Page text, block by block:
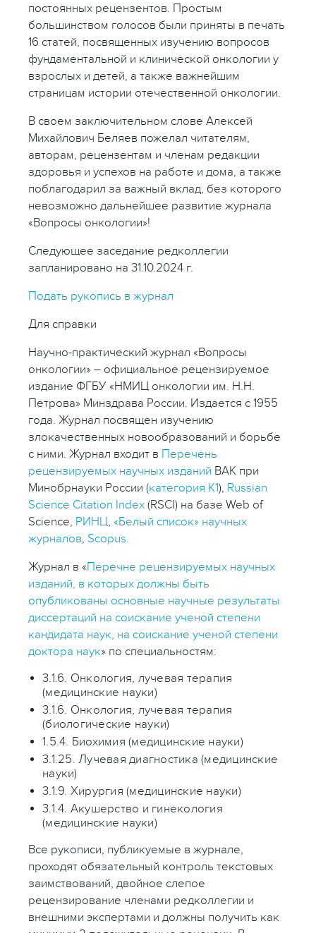
постоянных рецензентов. Простым
большинством голосов были приняты в печать
16 статей, посвященных изучению вопросов
фундаментальной и клинической онкологии у
взрослых и детей, а также важнейшим
страницам истории отечественной онкологии.
В своем заключительном слове Алексей
Михайлович Беляев пожелал читателям,
авторам, рецензентам и членам редакции
здоровья и успехов на работе и дома, а также
поблагодарил за важный вклад, без которого
невозможно дальнейшее развитие журнала
«Вопросы онкологии»!
Следующее заседание редколлегии
запланировано на 31.10.2024 г.
Подать рукопись в журнал
Для справки
Научно-практический журнал «Вопросы
онкологии» – официальное рецензируемое
издание ФГБУ «НМИЦ онкологии им. Н.Н.
Петрова» Минздрава России. Издается с 1955
года. Журнал посвящен изучению
злокачественных новообразований и борьбе
с ними. Журнал входит в Перечень
рецензируемых научных изданий ВАК при
Минобрнауки России (категория К1), Russian
Science Citation Index (RSCI) на базе Web of
Science, РИНЦ, «Белый список» научных
журналов, Scopus.
Журнал в «Перечне рецензируемых научных
изданий, в которых должны быть
опубликованы основные научные результаты
диссертаций на соискание ученой степени
кандидата наук, на соискание ученой степени
доктора наук» по специальностям:
3.1.6. Онкология, лучевая терапия
(медицинские науки)
3.1.6. Онкология, лучевая терапия
(биологические науки)
1.5.4. Биохимия (медицинские науки)
3.1.25. Лучевая диагностика (медицинские
науки)
3.1.9. Хирургия (медицинские науки)
3.1.4. Акушерство и гинекология
(медицинские науки)
Все рукописи, публикуемые в журнале,
проходят обязательный контроль текстовых
заимствований, двойное слепое
рецензирование членами редколлегии и
внешними экспертами и должны получить как